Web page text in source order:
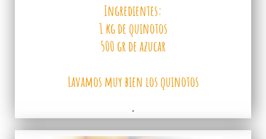
Ingredientes:
1 kg de quinotos
500 gr de azucar
Lavamos muy bien los quinotos
.